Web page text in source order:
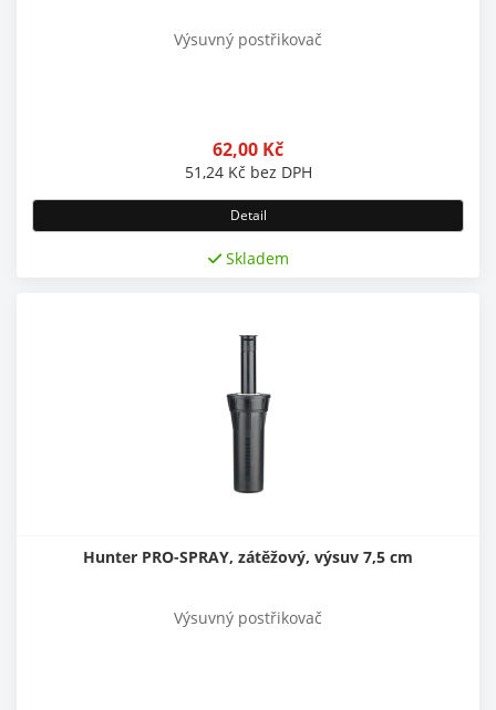
Výsuvný postřikovač
62,00 Kč
51,24 Kč bez DPH
Detail
Skladem
Hunter PRO-SPRAY, zátěžový, výsuv 7,5 cm
Výsuvný postřikovač